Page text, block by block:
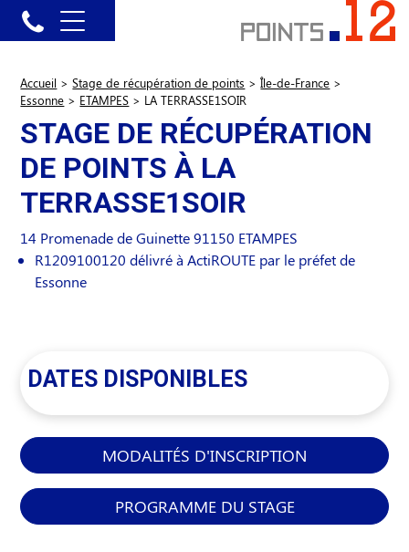
Accueil > Stage de récupération de points > Île-de-France >
Essonne > ETAMPES > LA TERRASSE1SOIR
STAGE DE RÉCUPÉRATION
DE POINTS À LA
TERRASSE1SOIR
14 Promenade de Guinette 91150 ETAMPES
R1209100120 délivré à ActiROUTE par le préfet de
Essonne
DATES DISPONIBLES
MODALITÉS D'INSCRIPTION
PROGRAMME DU STAGE